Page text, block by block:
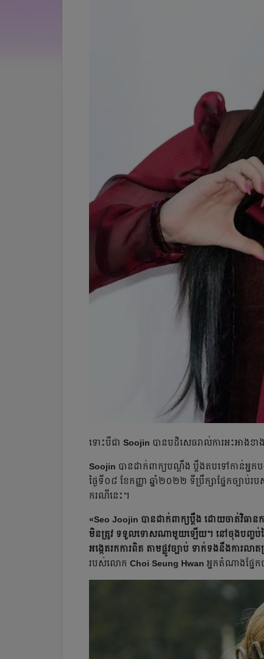
ទោះបី​ជា​ Soojin បាន​បដិសេធរាល់ការអះអាងខ
Soojin បាន​ដាក់ពាក្យបណ្ដឹង ប្ដឹងតបទៅកាន់អ្ន
ថ្ងៃទី០៨ ខែកញ្ញា ឆ្នាំ២០២២ ទីប្រឹក្សាផ្នែក​ច្បា
ករណីនេះ។
«Seo Joojin បាន​ដាក់ពាក្យប្ដឹង ដោយចាត់វិធានក
មិនត្រូវ ទទួល​ទោសណា​មួយឡើយ។ នៅចុងបញ្ចប់នៃ
អង្កេតរកការពិត តាមផ្លូវច្បាប់ ទាក់ទងនឹង​ការ​លា
របស់លោក Choi Seung Hwan អ្នកតំណាងផ្នែ